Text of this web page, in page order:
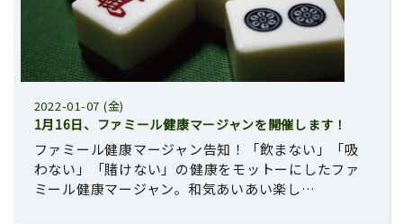
2022-01-07 (金)
1月16日、ファミール健康マージャンを開催します！
ファミール健康マージャン告知！「飲まない」「吸
わない」「賭けない」の健康をモットーにしたファ
ミール健康マージャン。和気あいあい楽し…